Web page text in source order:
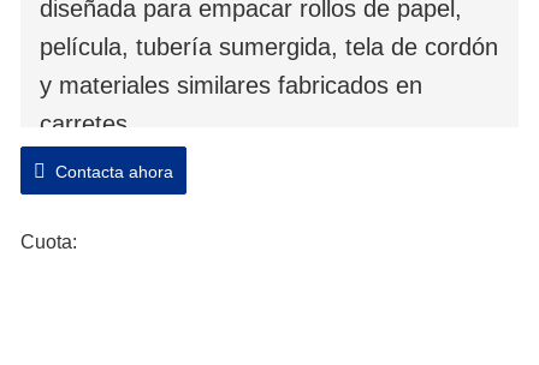
diseñada para empacar rollos de papel,
película, tubería sumergida, tela de cordón
y materiales similares fabricados en
carretes.
Esta máquina es para carretes en
Contacta ahora
Cuota: